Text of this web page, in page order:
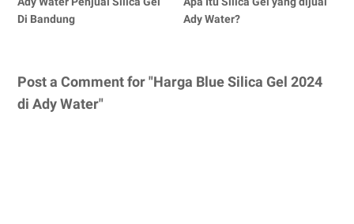
Di Bandung
Ady Water?
Post a Comment for "Harga Blue Silica Gel 2024
di Ady Water"